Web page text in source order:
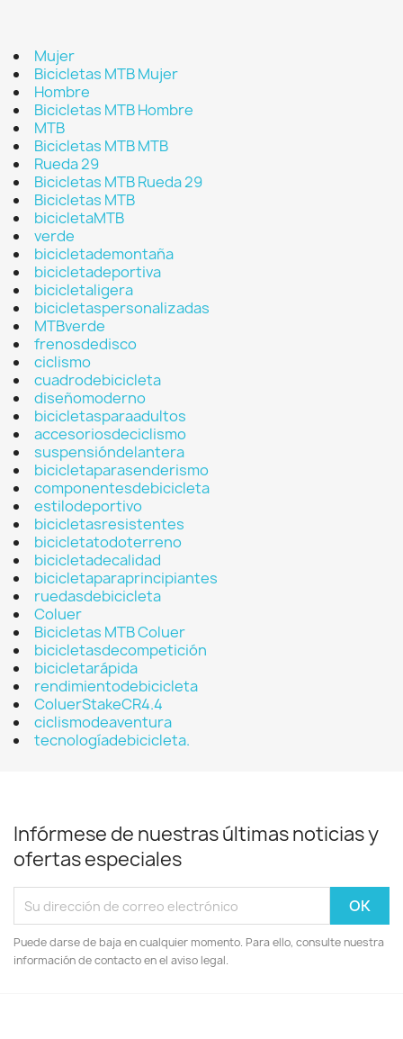
Mujer
Bicicletas MTB Mujer
Hombre
Bicicletas MTB Hombre
MTB
Bicicletas MTB MTB
Rueda 29
Bicicletas MTB Rueda 29
Bicicletas MTB
bicicletaMTB
verde
bicicletademontaña
bicicletadeportiva
bicicletaligera
bicicletaspersonalizadas
MTBverde
frenosdedisco
ciclismo
cuadrodebicicleta
diseñomoderno
bicicletasparaadultos
accesoriosdeciclismo
suspensióndelantera
bicicletaparasenderismo
componentesdebicicleta
estilodeportivo
bicicletasresistentes
bicicletatodoterreno
bicicletadecalidad
bicicletaparaprincipiantes
ruedasdebicicleta
Coluer
Bicicletas MTB Coluer
bicicletasdecompetición
bicicletarápida
rendimientodebicicleta
ColuerStakeCR4.4
ciclismodeaventura
tecnologíadebicicleta.
Infórmese de nuestras últimas noticias y
ofertas especiales
Puede darse de baja en cualquier momento. Para ello, consulte nuestra
información de contacto en el aviso legal.